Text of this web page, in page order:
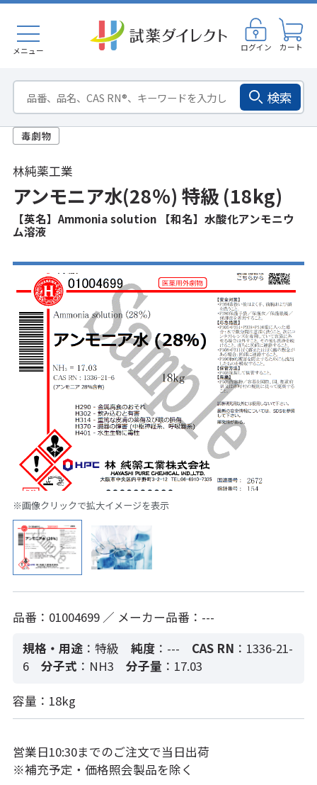
メニュー ログイン カート
検索
林純薬工業
アンモニア水(28％) 特級 (18kg)
【英名】Ammonia solution 【和名】水酸化アンモニウ
ム溶液
※画像クリックで拡大イメージを表示
品番：01004699 ／ メーカー品番：---
規格・用途 ：特級 純度：--- CAS RN ：1336-21-
6
分子式 ：NH3 分子量 ：17.03
容量：18kg
営業日10:30までのご注文で当日出荷
※補充予定・価格照会製品を除く